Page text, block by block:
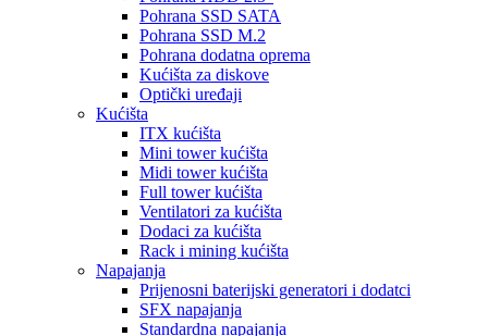
Pohrana SSD SATA
Pohrana SSD M.2
Pohrana dodatna oprema
Kućišta za diskove
Optički uređaji
Kućišta
ITX kućišta
Mini tower kućišta
Midi tower kućišta
Full tower kućišta
Ventilatori za kućišta
Dodaci za kućišta
Rack i mining kućišta
Napajanja
Prijenosni baterijski generatori i dodatci
SFX napajanja
Standardna napajanja